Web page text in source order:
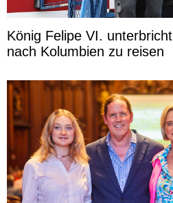
König Felipe VI.
nach Kolumbien zu reisen